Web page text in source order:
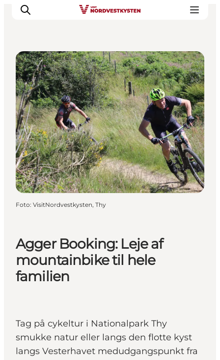
Feriesteder
Inspiration
Handicapvenlig ferie
Events
Overnatning
Planlæg din ferie
Agger Booking: Leje af
mountainbike til hele
familien
Tag på cykeltur i Nationalpark Thy
smukke natur eller langs den flotte kyst
langs Vesterhavet medudgangspunkt fra
Cykeludlejere
Foto: VisitNordvestkysten, Thy